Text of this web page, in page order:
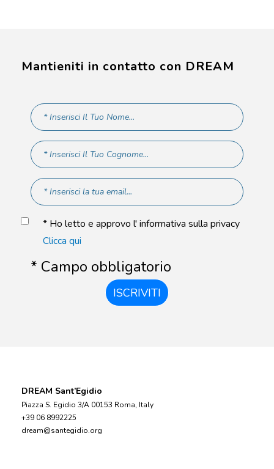
Mantieniti in contatto con DREAM
* Ho letto e approvo l' informativa sulla privacy
Clicca qui
* Campo obbligatorio
ISCRIVITI
DREAM Sant’Egidio
Piazza S. Egidio 3/A 00153 Roma, Italy
+39 06 8992225
dream@santegidio.org